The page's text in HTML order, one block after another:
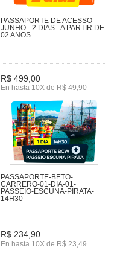
PASSAPORTE DE ACESSO
JUNHO - 2 DIAS - A PARTIR DE
02 ANOS
R$ 499,00
En hasta 10X de R$ 49,90
PASSAPORTE-BETO-
CARRERO-01-DIA-01-
PASSEIO-ESCUNA-PIRATA-
14H30
R$ 234,90
En hasta 10X de R$ 23,49